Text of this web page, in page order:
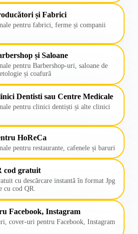
și Fabrici
pentru fabrici, ferme și companii
și Saloane
pentru Barbershop-uri, saloane de
și coafură
Dentisti sau Centre Medicale
pentru clinici dentiști și alte clinici
HoReCa
pentru restaurante, cafenele și baruri
cod gratuit
cu descărcare instantă în format Jpg
cu cod QR.
Facebook, Instagram
cover-uri pentru Facebook, Instagram